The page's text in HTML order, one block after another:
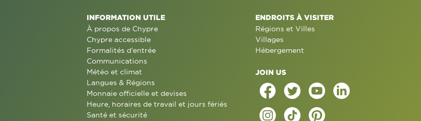
INFORMATION UTILE
À propos de Chypre
Chypre accessible
Formalités d'entrée
Communications
Météo et climat
Langues & Régions
Monnaie officielle et devises
Heure, horaires de travail et jours fériés
Santé et sécurité
ENDROITS À VISITER
Régions et Villes
Villages
Hébergement
JOIN US